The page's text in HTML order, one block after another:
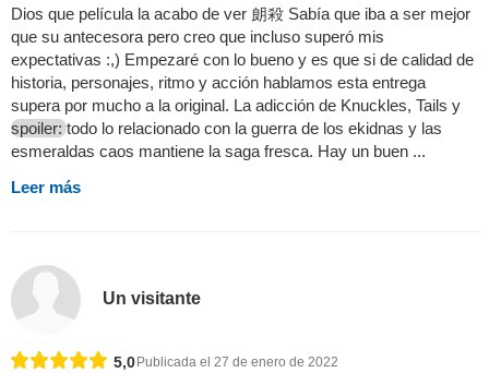
Dios que película la acabo de ver 朗殺 Sabía que iba a ser mejor
que su antecesora pero creo que incluso superó mis
expectativas :,) Empezaré con lo bueno y es que si de calidad de
historia, personajes, ritmo y acción hablamos esta entrega
supera por mucho a la original. La adicción de Knuckles, Tails y
spoiler:todo lo relacionado con la guerra de los ekidnas y las
esmeraldas caos mantiene la saga fresca. Hay un buen ...
Leer más
Un visitante
5,0 Publicada el 27 de enero de 2022